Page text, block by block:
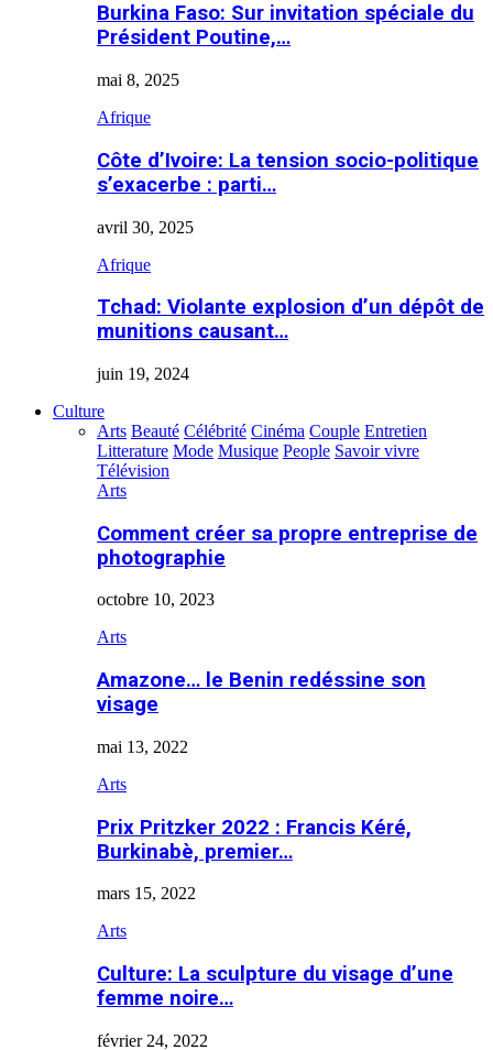
Burkina Faso: Sur invitation spéciale du
Président Poutine,…
mai 8, 2025
Afrique
Côte d’Ivoire: La tension socio-politique
s’exacerbe : parti…
avril 30, 2025
Afrique
Tchad: Violante explosion d’un dépôt de
munitions causant…
juin 19, 2024
Culture
Arts Beauté Célébrité Cinéma Couple Entretien
Litterature Mode Musique People Savoir vivre
Télévision
Arts
Comment créer sa propre entreprise de
photographie
octobre 10, 2023
Arts
Amazone… le Benin redéssine son
visage
mai 13, 2022
Arts
Prix Pritzker 2022 : Francis Kéré,
Burkinabè, premier…
mars 15, 2022
Arts
Culture: La sculpture du visage d’une
femme noire…
février 24, 2022